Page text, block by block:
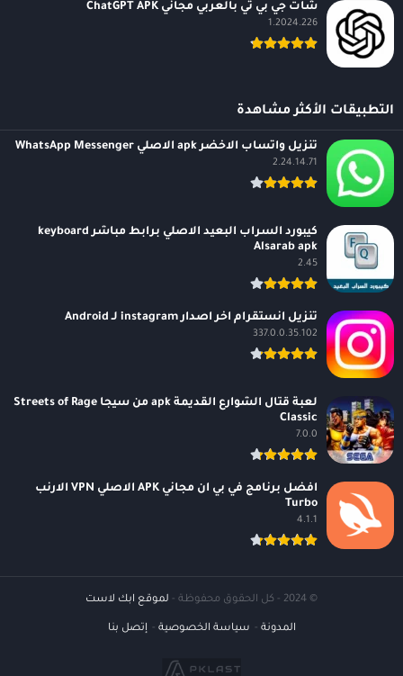
شات جي بي تي بالعربي مجاني ChatGPT APK
1.2024.226
التطبيقات الأكثر مشاهدة
تنزيل واتساب الاخضر apk الاصلي WhatsApp Messenger
2.24.14.71
كيبورد السراب البعيد الاصلي برابط مباشر keyboard
Alsarab apk
2.45
تنزيل انستقرام اخر اصدار instagram لـ Android
337.0.0.35.102
لعبة قتال الشوارع القديمة apk من سيجا Streets of Rage
Classic
7.0.0
افضل برنامج في بي ان مجاني APK الاصلي VPN الارنب
Turbo
4.1.1
© 2024 - كل الحقوق محفوظة - لموقع ابك لاست
المدونة سياسة الخصوصية إتصل بنا